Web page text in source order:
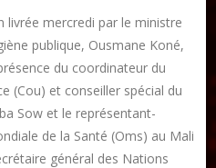
livrée mercredi par le ministre
publique, Ousmane Koné,
du coordinateur du
(Cou) et conseiller spécial du
Sow et le représentant-
de la Santé (Oms) au Mali
général des Nations